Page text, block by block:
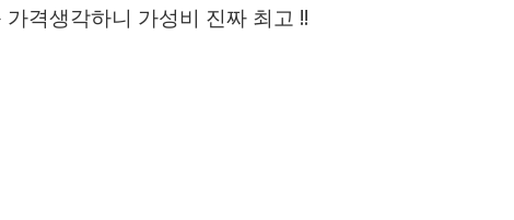
격생각하니 가성비 진짜 최고 !!